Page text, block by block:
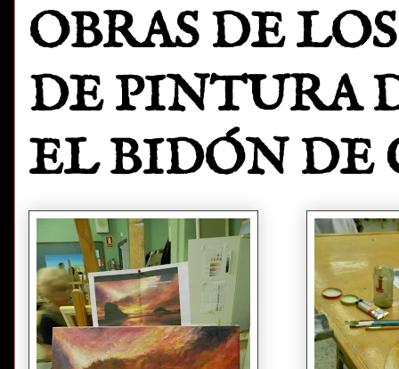
OBRAS DE
DE PINTURA
EL BIDÓN DE